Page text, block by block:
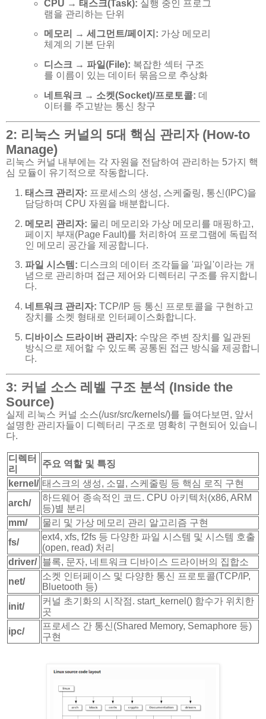
CPU → 태스크(Task): 실행 중인 프로그
램을 관리하는 단위
메모리 → 세그먼트/페이지: 가상 메모리
체계의 기본 단위
디스크 → 파일(File): 복잡한 섹터 구조
를 이름이 있는 데이터 묶음으로 추상화
네트워크 → 소켓(Socket)/프로토콜: 데
이터를 주고받는 통신 창구
2: 리눅스 커널의 5대 핵심 관리자 (How-to
Manage)
리눅스 커널 내부에는 각 자원을 전담하여 관리하는 5가지 핵
심 모듈이 유기적으로 작동합니다.
태스크 관리자: 프로세스의 생성, 스케줄링, 통신(IPC)을
담당하며 CPU 자원을 배분합니다.
메모리 관리자: 물리 메모리와 가상 메모리를 매핑하고,
페이지 부재(Page Fault)를 처리하여 프로그램에 독립적
인 메모리 공간을 제공합니다.
파일 시스템: 디스크의 데이터 조각들을 '파일'이라는 개
념으로 관리하며 접근 제어와 디렉터리 구조를 유지합니
다.
네트워크 관리자: TCP/IP 등 통신 프로토콜을 구현하고
장치를 소켓 형태로 인터페이스화합니다.
디바이스 드라이버 관리자: 수많은 주변 장치를 일관된
방식으로 제어할 수 있도록 공통된 접근 방식을 제공합니
다.
3: 커널 소스 레벨 구조 분석 (Inside the
Source)
실제 리눅스 커널 소스(/usr/src/kernels/)를 들여다보면, 앞서
설명한 관리자들이 디렉터리 구조로 명확히 구현되어 있습니
다.
디렉터
리
주요 역할 및 특징
kernel/ 태스크의 생성, 소멸, 스케줄링 등 핵심 로직 구현
arch/
하드웨어 종속적인 코드. CPU 아키텍처(x86, ARM
등)별 분리
mm/
물리 및 가상 메모리 관리 알고리즘 구현
fs/
ext4, xfs, f2fs 등 다양한 파일 시스템 및 시스템 호출
(open, read) 처리
driver/ 블록, 문자, 네트워크 디바이스 드라이버의 집합소
net/
소켓 인터페이스 및 다양한 통신 프로토콜(TCP/IP,
Bluetooth 등)
init/
커널 초기화의 시작점. start_kernel() 함수가 위치한
곳
ipc/
프로세스 간 통신(Shared Memory, Semaphore 등)
구현